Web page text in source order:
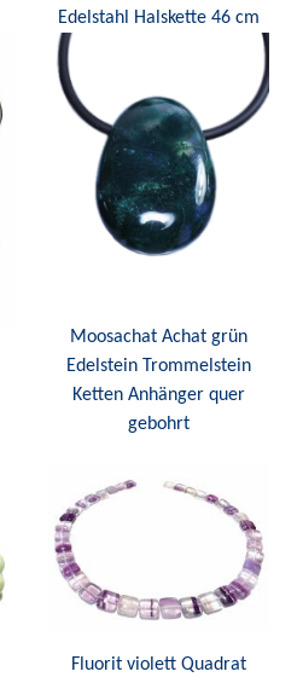
Edelstahl Halskette 46 cm
Moosachat Achat grün
Edelstein Trommelstein
Ketten Anhänger quer
gebohrt
Fluorit violett Quadrat